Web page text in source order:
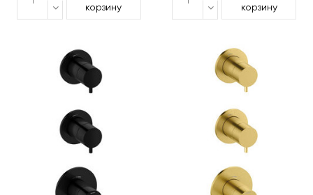
корзину
корзину